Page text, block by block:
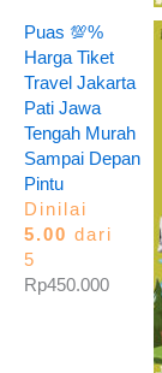
Puas 💯%
Harga Tiket
Travel Jakarta
Pati Jawa
Tengah Murah
Sampai Depan
Pintu
Dinilai
5.00 dari
5
Rp450.000